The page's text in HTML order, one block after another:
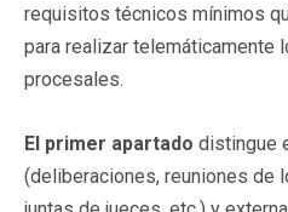
requisitos técnicos mínimos
para realizar telemáticamente
procesales.
El primer apartado distingue
(deliberaciones, reuniones de